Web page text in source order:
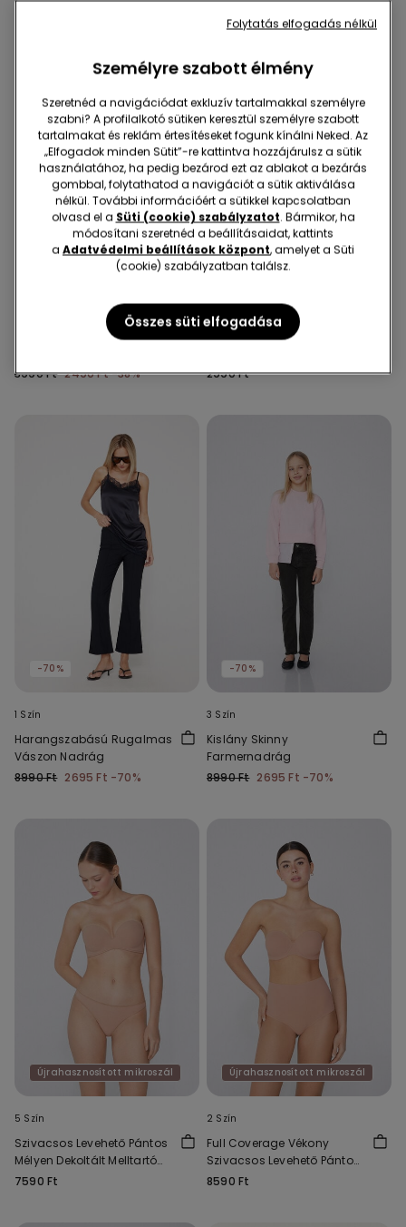
Újrahasznosított mikroszál
Magas Derekú Ráncolt
Mikroszálas Szövetből
3990 Ft 2490 Ft-38%
5 Pár Egyszínű Unisex
2990 Ft
-70%
1 Szín
Harangszabású Rugalmas
Vászon Nadrág
8990 Ft 2695 Ft -70%
-70%
3 Szín
Kislány Skinny
Farmernadrág
8990 Ft 2695 Ft -70%
Újrahasznosított mikroszál
5 Szín
Szivacsos Levehető Pántos
Mélyen Dekoltált Melltartó
Újrahasznosított
7590 Ft
Újrahasznosított mikroszál
2 Szín
Full Coverage Vékony
Szivacsos Levehető Pántos
Melltartó Újrahasznosított
8590 Ft
Személyre szabott élmény
Szeretnéd a navigációdat exkluzív tartalmakkal személyre
szabni? A profilalkotó sütiken keresztül személyre szabott
tartalmakat és reklám értesítéseket fogunk kínálni Neked. Az
„Elfogadok minden Sütit”-re kattintva hozzájárulsz a sütik
használatához, ha pedig bezárod ezt az ablakot a bezárás
gombbal, folytathatod a navigációt a sütik aktiválása
nélkül. További információért a sütikkel kapcsolatban
olvasd el a Süti (cookie) szabályzatot. Bármikor, ha
módosítani szeretnéd a beállításaidat, kattints
a Adatvédelmi beállítások központ, amelyet a Süti
(cookie) szabályzatban találsz.
Összes süti elfogadása
Folytatás elfogadás nélkül